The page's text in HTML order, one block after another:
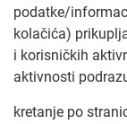
podatke/
kolačića)
i korisničkih
aktivnosti
kretanje po